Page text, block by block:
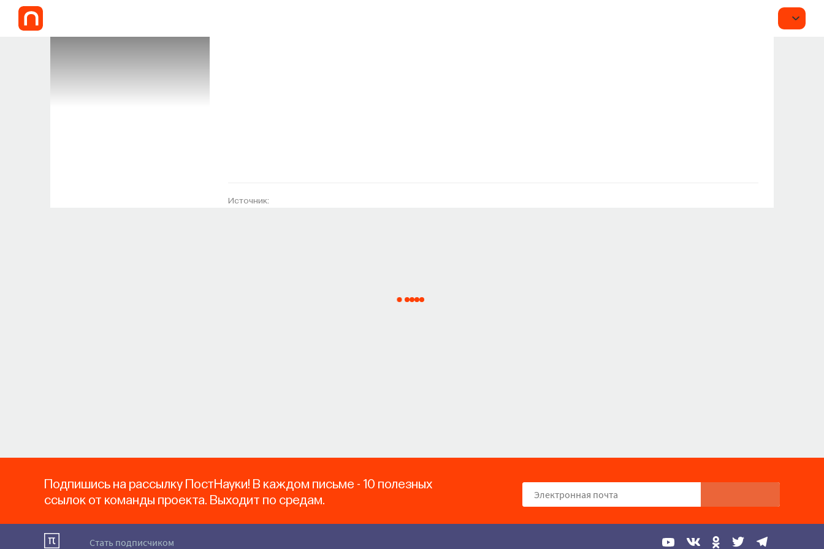
Источник:
Подпишись на рассылку ПостНауки! В каждом письме - 10 полезных
ссылок от команды проекта. Выходит по средам.
Стать подписчиком